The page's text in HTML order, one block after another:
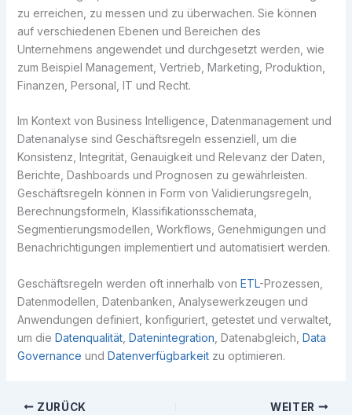
zu erreichen, zu messen und zu überwachen. Sie können
auf verschiedenen Ebenen und Bereichen des
Unternehmens angewendet und durchgesetzt werden, wie
zum Beispiel Management, Vertrieb, Marketing, Produktion,
Finanzen, Personal, IT und Recht.
Im Kontext von Business Intelligence, Datenmanagement und
Datenanalyse sind Geschäftsregeln essenziell, um die
Konsistenz, Integrität, Genauigkeit und Relevanz der Daten,
Berichte, Dashboards und Prognosen zu gewährleisten.
Geschäftsregeln können in Form von Validierungsregeln,
Berechnungsformeln, Klassifikationsschemata,
Segmentierungsmodellen, Workflows, Genehmigungen und
Benachrichtigungen implementiert und automatisiert werden.
Geschäftsregeln werden oft innerhalb von ETL-Prozessen,
Datenmodellen, Datenbanken, Analysewerkzeugen und
Anwendungen definiert, konfiguriert, getestet und verwaltet,
um die Datenqualität, Datenintegration , Datenabgleich, Data
Governance und Datenverfügbarkeitzu optimieren.
ZURÜCK WEITER